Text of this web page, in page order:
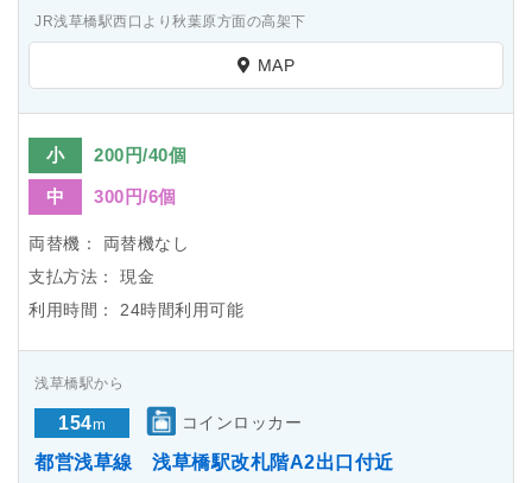
JR浅草橋駅西口より秋葉原方面の高架下
MAP
小 200円/40個
中 300円/6個
両替機：
両替機なし
支払方法：
現金
利用時間：
24時間利用可能
浅草橋駅から
154m コインロッカー
都営浅草線 浅草橋駅改札階A2出口付近